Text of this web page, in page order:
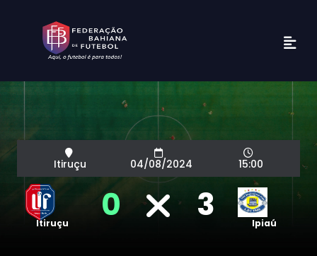
Itiruçu 04/08/2024 15:00
Itiruçu 0 3 Ipiaú